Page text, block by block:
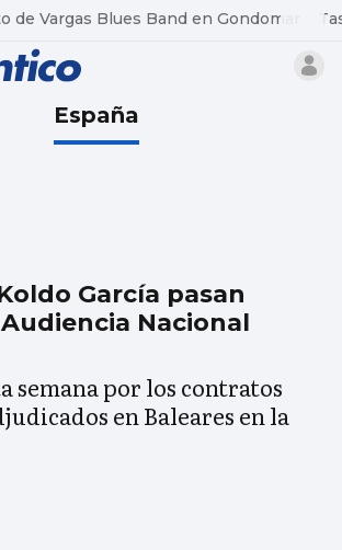
de Vargas Blues Band en Gondomar
España
García pasan
Nacional
semana por los contratos
en Baleares en la